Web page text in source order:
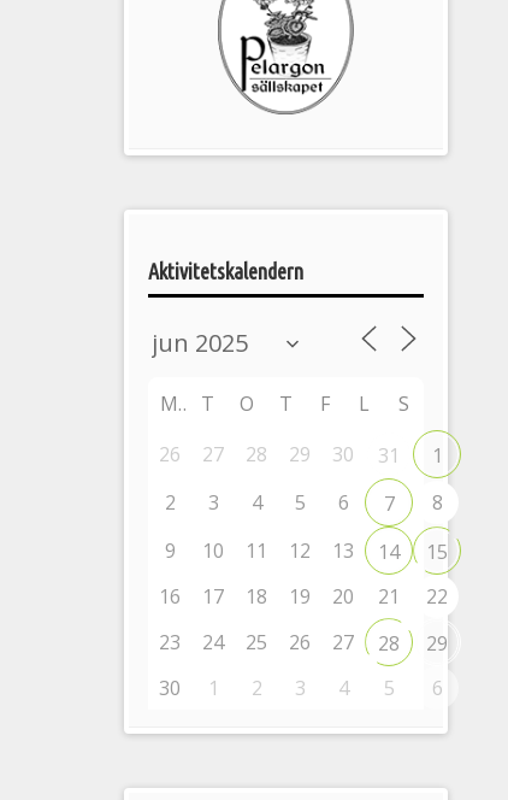
Pelargonsällskapets
aktiviteter
Aktivitetskalendern
M T O T F L
S
26
27 28 29 30 31
1
2
3 4 5 6 7
8
9
10 11 12 13 14
15
16
17 18 19 20 21
22
23
24 25 26 27 28
29
30
1 2 3 4 5 6